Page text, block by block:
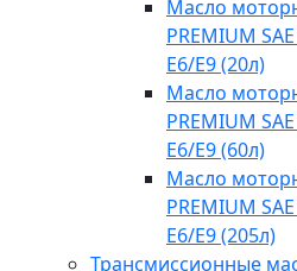
Масло
PREMIUM
E6/E9 (20л)
Масло
PREMIUM
E6/E9 (60л)
Масло
PREMIUM
E6/E9 (205л)
Трансмиссионные